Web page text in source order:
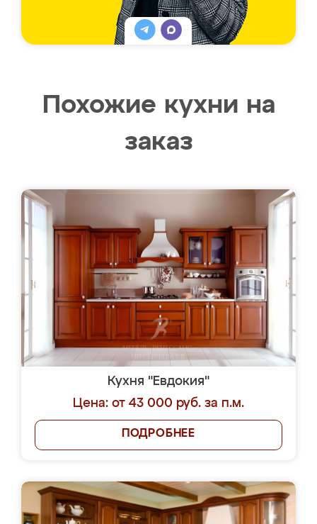
Похожие кухни на
заказ
Кухня "Евдокия"
Цена: от 43 000 руб. за п.м.
ПОДРОБНЕЕ